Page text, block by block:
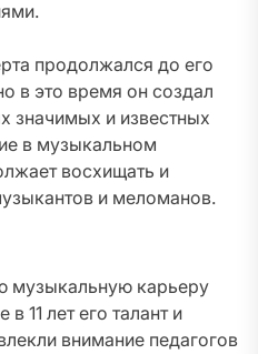
продолжался до его
в это время он создал
значимых и известных
в музыкальном
восхищать и
и меломанов.
музыкальную карьеру
11 лет его талант и
внимание педагогов